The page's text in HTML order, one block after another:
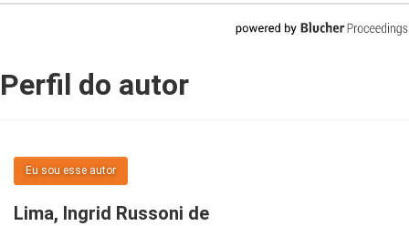
Perfil do autor
Eu sou esse autor
Lima, Ingrid Russoni de